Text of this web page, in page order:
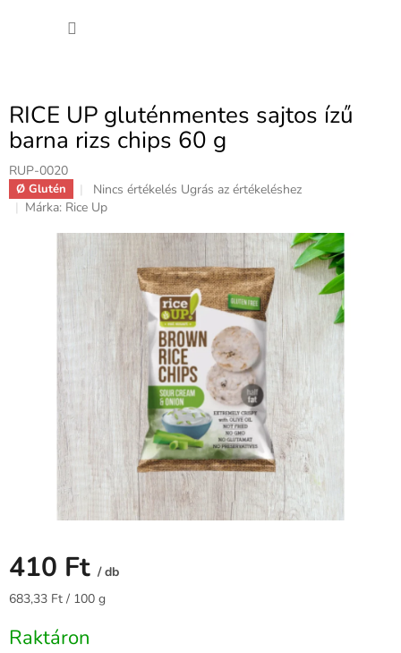
RICE UP gluténmentes sajtos ízű
barna rizs chips 60 g
RUP-0020
Ø Glutén
A
termék
értékelése
Nincs értékelés Ugrás az értékeléshez
Márka: Rice Up
410 Ft / db
Egységár:
683,33 Ft / 100 g
Raktáron